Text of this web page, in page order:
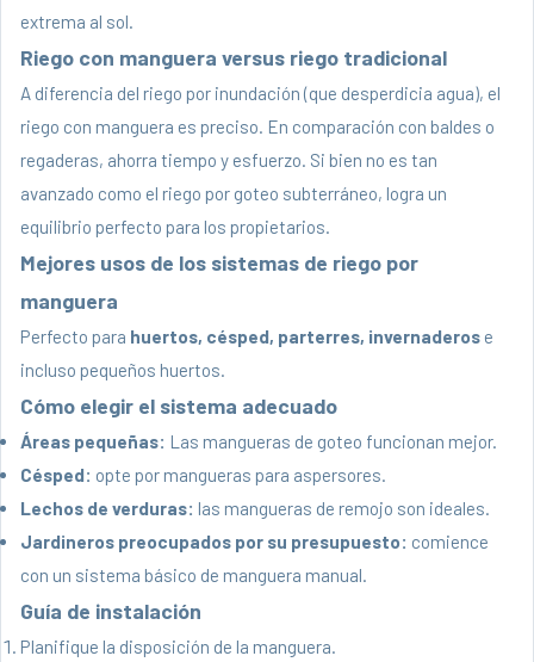
extrema al sol.
Riego con manguera versus riego tradicional
A diferencia del riego por inundación (que desperdicia agua), el
riego con manguera es preciso. En comparación con baldes o
regaderas, ahorra tiempo y esfuerzo. Si bien no es tan
avanzado como el riego por goteo subterráneo, logra un
equilibrio perfecto para los propietarios.
Mejores usos de los sistemas de riego por
manguera
Perfecto para huertos, césped, parterres, invernaderos e
incluso pequeños huertos.
Cómo elegir el sistema adecuado
Áreas pequeñas: Las mangueras de goteo funcionan mejor.
Césped: opte por mangueras para aspersores.
Lechos de verduras: las mangueras de remojo son ideales.
Jardineros preocupados por su presupuesto: comience
con un sistema básico de manguera manual.
Guía de instalación
Planifique la disposición de la manguera.